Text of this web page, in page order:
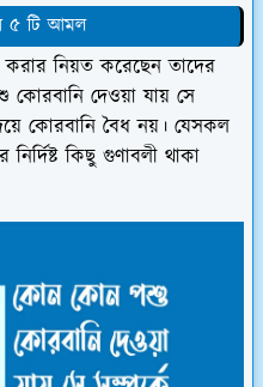
৫ টি আমল
করার নিয়ত করেছেন তাদের
দেওয়া যায় সে
কোরবানি বৈধ নয়। যেসকল
কিছু গুণাবলী থাকা